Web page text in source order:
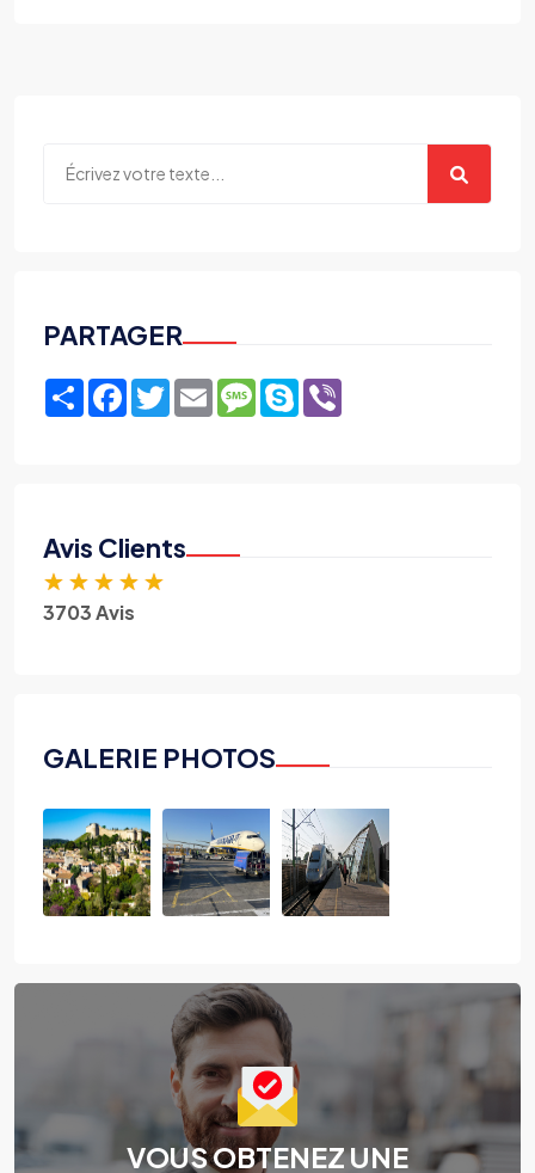
PARTAGER
ShareFacebook
TwitterEmailMessage
Skype
Avis Clients
★ ★ ★ ★ ★
3703 Avis
GALERIE PHOTOS
VOUS OBTENEZ UNE